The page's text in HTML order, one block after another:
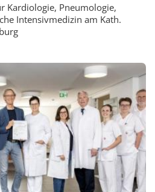
Kardiologie, Pneumologie,
Intensivmedizin am Kath.